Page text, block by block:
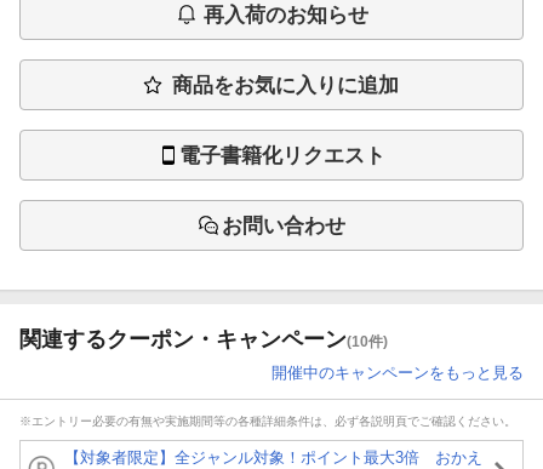
再入荷のお知らせ
商品をお気に入りに追加
電子書籍化リクエスト
お問い合わせ
関連するクーポン・キャンペーン(10件)
開催中のキャンペーンをもっと見る
※エントリー必要の有無や実施期間等の各種詳細条件は、必ず各説明頁でご確認ください。
【対象者限定】全ジャンル対象！ポイント最大3倍 おかえ